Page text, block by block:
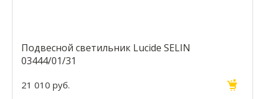
Подвесной светильник Lucide SELIN
03444/01/31
21 010 руб.